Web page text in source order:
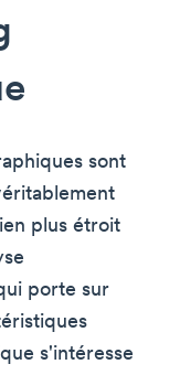
sont
plus étroit
porte sur
s'intéresse